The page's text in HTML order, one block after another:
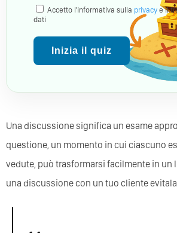
Accetto l'informativa sulla privacy e il
dati
Inizia il quiz
Una discussione significa un esame
questione, un momento in cui ciascuno
vedute, può trasformarsi facilmente in un
una discussione con un tuo cliente